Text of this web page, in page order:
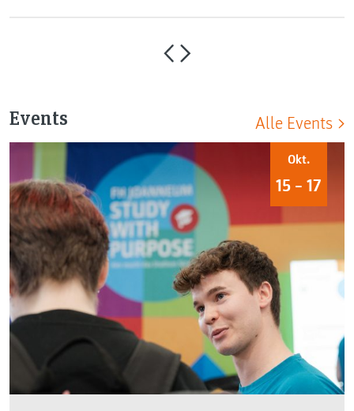
Events Alle Events
Okt.
15 – 17